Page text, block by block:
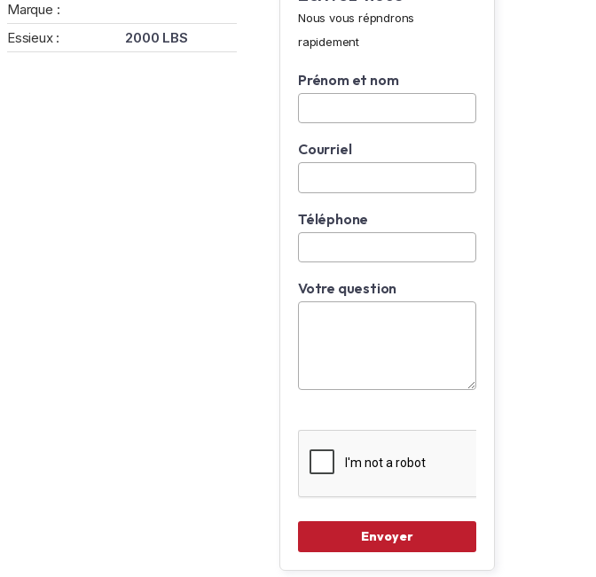
Marque :
Essieux :
2000 LBS
Nous vous répndrons
rapidement
Prénom et nom
Courriel
Téléphone
Votre question